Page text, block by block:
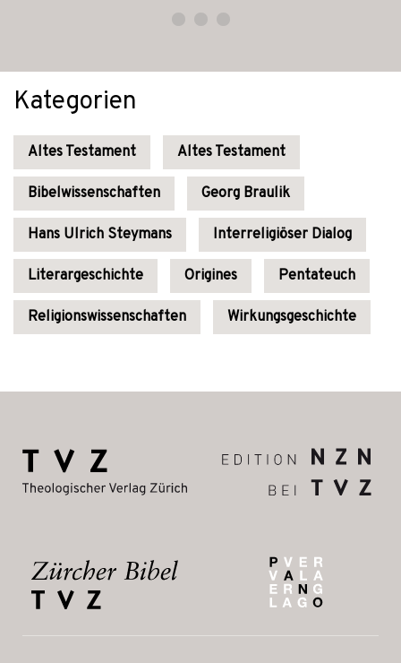
Kategorien
Altes Testament Altes Testament
Bibelwissenschaften Georg Braulik
Hans Ulrich Steymans Interreligiöser Dialog
Literargeschichte Origines Pentateuch
Religionswissenschaften Wirkungsgeschichte